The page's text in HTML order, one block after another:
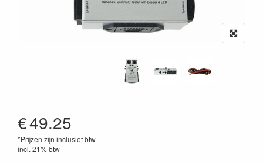
€49.25
*Prijzen zijn inclusief btw
incl. 21% btw